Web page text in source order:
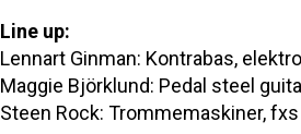
Line up:
Lennart Ginman: Kontrabas,
Maggie Björklund: Pedal steel
Steen Rock: Trommemaskiner,